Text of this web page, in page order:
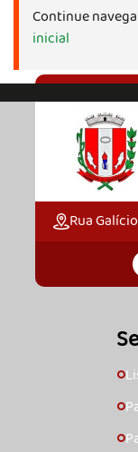
Continue
inicial
Rua
🞇
🞇
🞇